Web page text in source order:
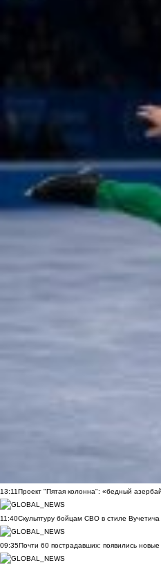
13:11Проект "Пятая колонна": «бедный
11:40Скульптуру бойцам СВО в стиле
09:35Почти 60 пострадавших: появились